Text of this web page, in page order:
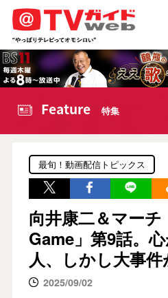
Feature 特集
最旬！動画配信トピックス
向井康二＆マー
Game」第9話。
人、しかし大事
2025/09/02